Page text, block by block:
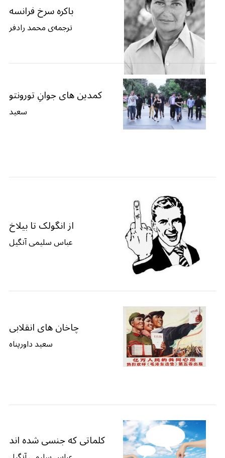
باکره سرخ فرانسه
ترجمه‌ی محمد رادفر
کمدین های جوانِ تورونتو
سعید
از انگولک تا بیلاخ
عباس سلیمی آنگیل
چاخان های انقلابی
سعید داورپناه
کلماتی که جنسی شده اند